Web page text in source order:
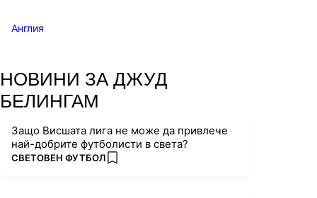
Англия
НОВИНИ ЗА ДЖУД
БЕЛИНГАМ
Защо Висшата лига не може да привлече
най-добрите футболисти в света?
ПОВЕЧЕ ОТ
СВЕТОВЕН ФУТБОЛ add favorites